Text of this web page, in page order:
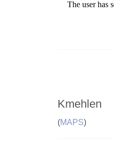
Kmehlen
(MAPS)